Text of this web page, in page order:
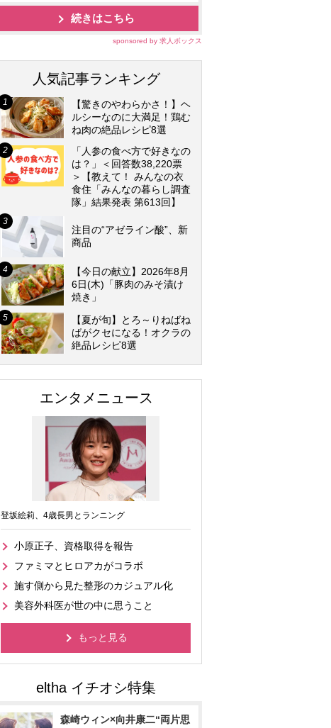
続きはこちら
sponsored by 求人ボックス
人気記事ランキング
【驚きのやわらかさ！】ヘ
ルシーなのに大満足！鶏む
ね肉の絶品レシピ8選
「人参の食べ方で好きなの
は？」＜回答数38,220票
＞【教えて！ みんなの衣
食住「みんなの暮らし調査
隊」結果発表 第613回】
注目の“アゼライン酸”、新
商品
【今日の献立】2026年8月
6日(木)「豚肉のみそ漬け
焼き」
【夏が旬】とろ～りねばね
ばがクセになる！オクラの
絶品レシピ8選
エンタメニュース
登坂絵莉、4歳長男とランニング
小原正子、資格取得を報告
ファミマとヒロアカがコラボ
施す側から見た整形のカジュアル化
美容外科医が世の中に思うこと
もっと見る
森崎ウィン×向井康二“両片思